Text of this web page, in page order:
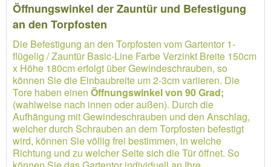
Öffnungswinkel der Zauntür und Befestigung
an den Torpfosten
Die Befestigung an den Torpfosten vom Gartentor 1-
flügelig / Zauntür Basic-Line Farbe Verzinkt Breite 150cm
x Höhe 180cm erfolgt über Gewindeschrauben, so
können Sie die Einbaubreite um 2-3cm variieren. Die
Tore haben einen Öffnungswinkel von 90 Grad;
(wahlweise nach innen oder außen). Durch die
Aufhängung mit Gewindeschrauben und den Anschlag,
welcher durch Schrauben an dem Torpfosten befestigt
wird, können Sie völlig frei bestimmen, in welche
Richtung und zu welcher Seite sich die Tür öffnet. So